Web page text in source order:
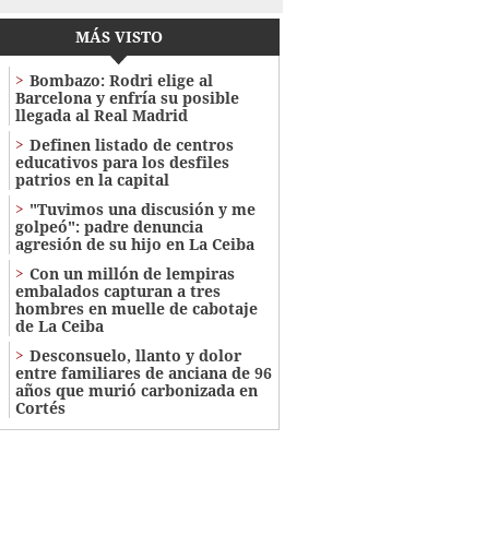
MÁS VISTO
Bombazo: Rodri elige al
Barcelona y enfría su posible
llegada al Real Madrid
Definen listado de centros
educativos para los desfiles
patrios en la capital
"Tuvimos una discusión y me
golpeó": padre denuncia
agresión de su hijo en La Ceiba
Con un millón de lempiras
embalados capturan a tres
hombres en muelle de cabotaje
de La Ceiba
​​​​Desconsuelo, llanto y dolor
entre familiares de anciana de 96
años que murió carbonizada en
Cortés